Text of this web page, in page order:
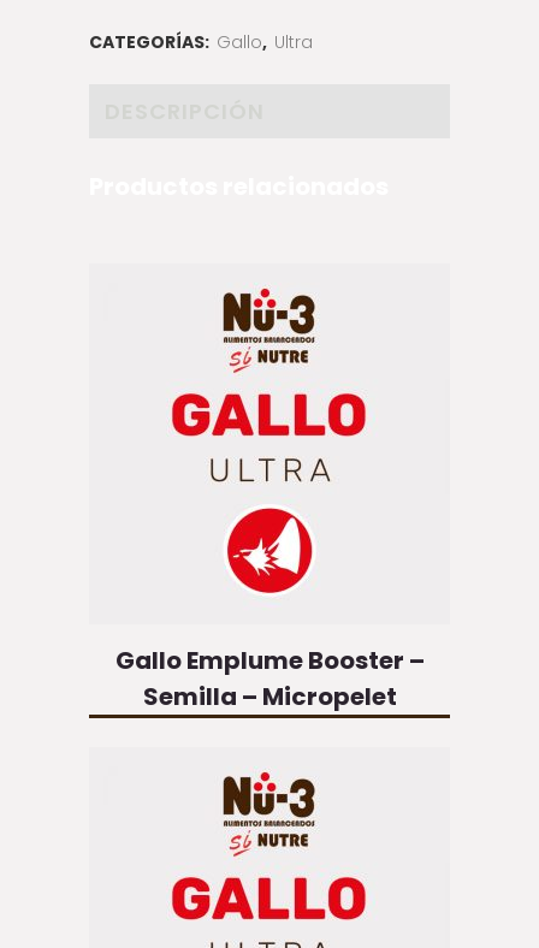
CATEGORÍAS: Gallo, Ultra
Gallo Emplume Booster –
Semilla – Micropelet